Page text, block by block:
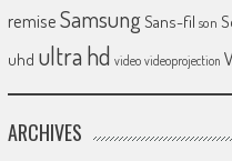
remiseSamsungSans-fil son
uhd ultra hd video videoprojection
ARCHIVES